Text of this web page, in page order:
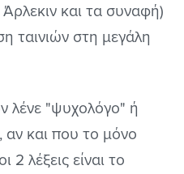
και τα συναφή)
ταινιών στη μεγάλη
λένε "ψυχολόγο" ή
αν και που το μόνο
2 λέξεις είναι το